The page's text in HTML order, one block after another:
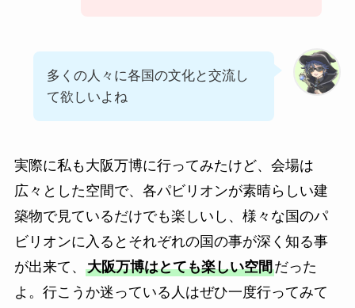
多くの人々に各国の文化と交流し
て欲しいよね
実際に私も大阪万博に行ってみたけど、会場は
広々とした空間で、各パビリオンが素晴らしい建
築物で見ているだけでも楽しいし、様々な国のパ
ビリオンに入るとそれぞれの国の事が深く知る事
が出来て、 大阪万博はとても楽しい空間だった
よ。行こうか迷っている人はぜひ一度行ってみて